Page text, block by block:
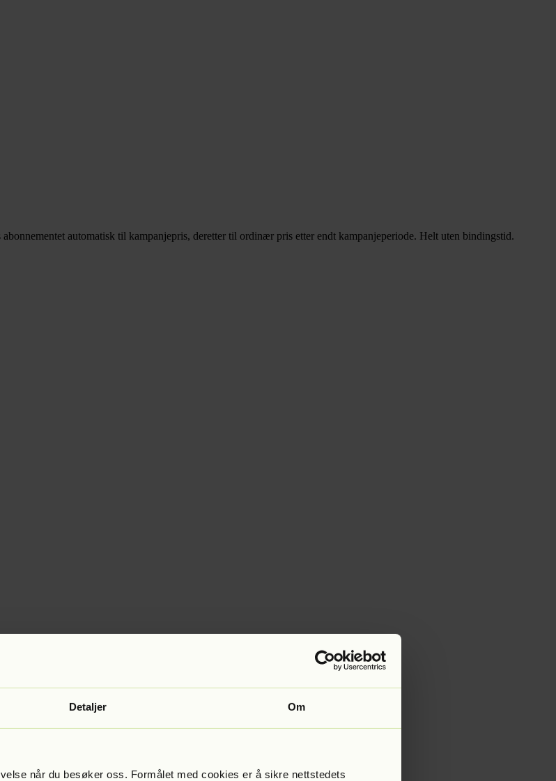
Detaljer Om
når du besøker oss. Formålet med cookies er å sikre nettstedets
automatisk til kampanjepris, deretter til ordinær pris etter endt kampanjeperiode. Helt uten bindingstid.